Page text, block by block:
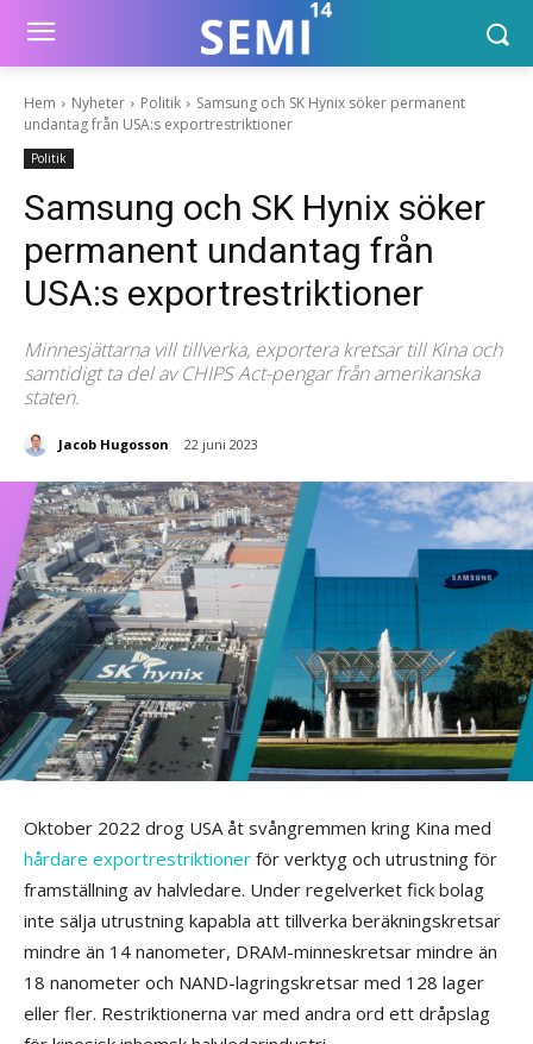
Hem Nyheter Politik
Samsung och SK Hynix söker permanent
undantag från USA:s exportrestriktioner
Politik
Samsung och SK Hynix söker
permanent undantag från
USA:s exportrestriktioner
Minnesjättarna vill tillverka, exportera kretsar till Kina och
samtidigt ta del av CHIPS Act-pengar från amerikanska
staten.
Jacob Hugosson 22 juni 2023
Oktober 2022 drog USA åt svångremmen kring Kina med
hårdare exportrestriktioner för verktyg och utrustning för
framställning av halvledare. Under regelverket fick bolag
inte sälja utrustning kapabla att tillverka beräkningskretsar
mindre än 14 nanometer, DRAM-minneskretsar mindre än
18 nanometer och NAND-lagringskretsar med 128 lager
eller fler. Restriktionerna var med andra ord ett dråpslag